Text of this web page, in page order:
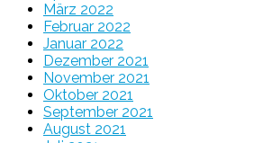
März 2022
Februar 2022
Januar 2022
Dezember 2021
November 2021
Oktober 2021
September 2021
August 2021